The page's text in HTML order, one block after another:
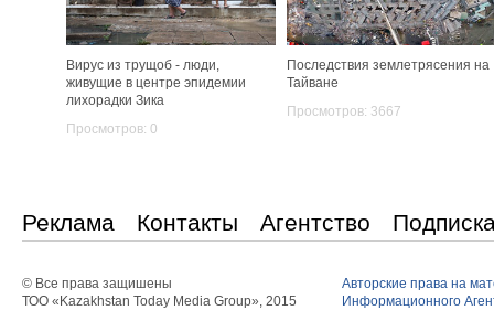
Вирус из трущоб - люди,
живущие в центре эпидемии
лихорадки Зика
Просмотров: 0
Последствия землетрясения на
Тайване
Просмотров: 3667
Реклама Контакты Агентство
© Все права защишены
ТОО «Kazakhstan Today Media Group», 2015
Авторские права на
Информационного